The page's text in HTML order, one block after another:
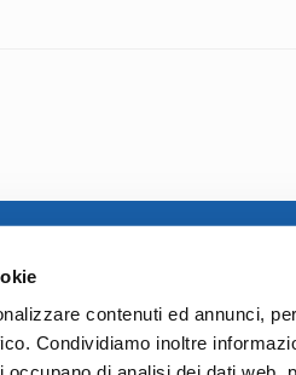
contenuti ed annunci,
Condividiamo inoltre
2025
Codice Etico
Lavora con noi